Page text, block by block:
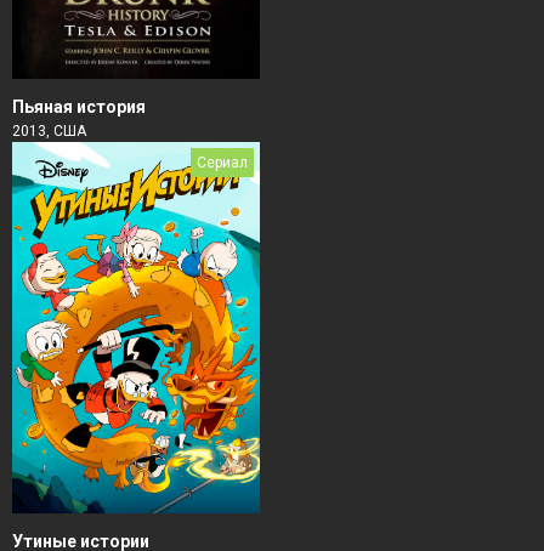
Пьяная история
2013, США
Сериал
Утиные истории